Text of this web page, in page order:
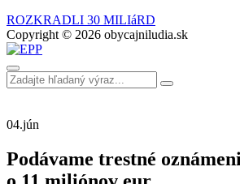
ROZKRADLI 30 MILIáRD
Copyright © 2026 obycajniludia.sk
04.jún
Podávame trestné